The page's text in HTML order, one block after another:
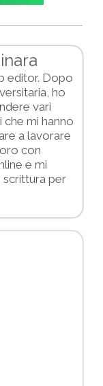
editor. Dopo
ho
vari
mi hanno
a lavorare
con
e mi
per